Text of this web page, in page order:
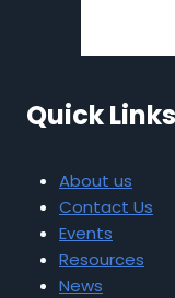
Quick Links
About us
Contact Us
Events
Resources
News